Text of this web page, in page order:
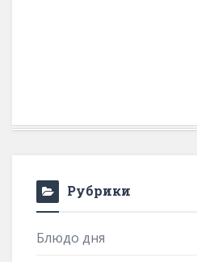
Рубрики
Блюдо дня